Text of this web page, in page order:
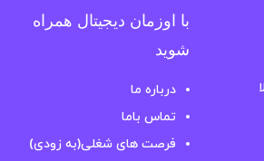
با اوزمان دیجیتال همراه
شوید
درباره ما
تماس باما
فرصت های شغلی(به زودی)